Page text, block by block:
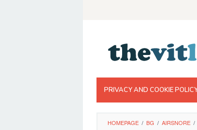
PRIVACY AND COOKIE
HOMEPAGE / BG / AIRSNORE /